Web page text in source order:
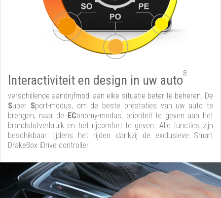
Interactiviteit en design in uw auto8
verschillende aandrijfmodi aan elke situatie beter te beheren. De
Super Sport-modus, om de beste prestaties van uw auto te
brengen, naar de EConomy-modus, prioriteit te geven aan het
brandstofverbruik en het rijcomfort te geven. Alle functies zijn
beschikbaar tijdens het rijden dankzij de exclusieve Smart
DrakeBox iDrive controller.